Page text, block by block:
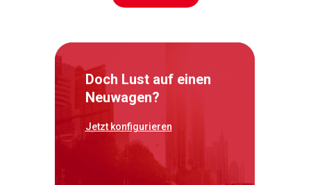
Doch Lust auf einen
Neuwagen?
Jetzt konfigurieren